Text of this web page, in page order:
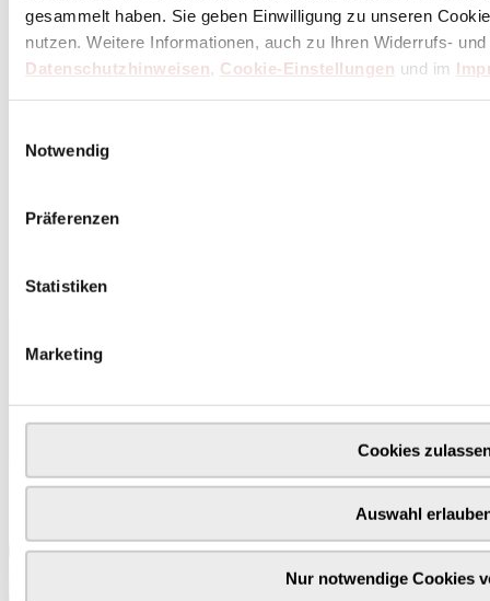
gesammelt haben. Sie geben Einwilligung zu unseren
nutzen. Weitere Informationen, auch zu Ihren Widerrufs-
Datenschutzhinweisen, Cookie-Einstellungen und im
Notwendig
Präferenzen
Statistiken
Marketing
Cookies
Auswahl
Nur notwendige Cookies